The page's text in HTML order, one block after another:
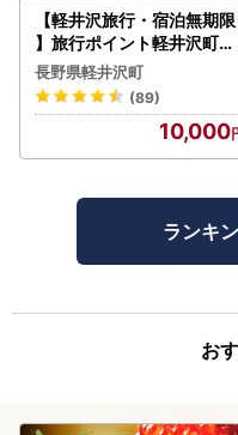
【軽井沢旅行・宿泊無期限
】旅行ポイント軽井沢町ふ
るなびトラベルポイント
長野県軽井沢町
(89)
10,000
ランキ
お